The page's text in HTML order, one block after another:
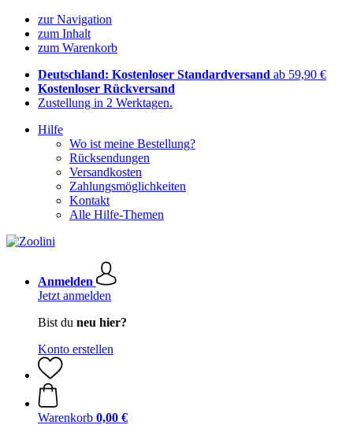
zur Navigation
zum Inhalt
zum Warenkorb
Deutschland: Kostenloser Standardversand ab 59,90 €
Kostenloser Rückversand
Zustellung in 2 Werktagen.
Hilfe
Wo ist meine Bestellung?
Rücksendungen
Versandkosten
Zahlungsmöglichkeiten
Kontakt
Alle Hilfe-Themen
Anmelden
Jetzt anmelden
Bist du neu hier?
Konto erstellen
Warenkorb 0,00 €